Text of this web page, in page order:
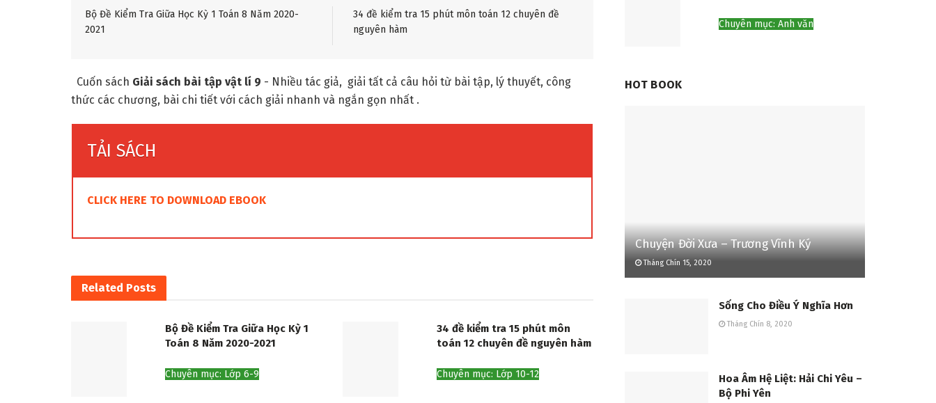
Bộ Đề Kiểm Tra Giữa Học Kỳ 1 Toán 8 Năm 2020-
2021
34 đề kiểm tra 15 phút môn toán 12 chuyên đề
nguyên hàm
Cuốn sách Giải sách bài tập vật lí 9 - Nhiều tác giả, giải tất cả câu hỏi từ bài tập, lý thuyết, công
thức các chương, bài chi tiết với cách giải nhanh và ngắn gọn nhất .
TẢI SÁCH
CLICK HERE TO DOWNLOAD EBOOK
Related Posts
Bộ Đề Kiểm Tra Giữa Học Kỳ 1
Toán 8 Năm 2020-2021
Chuyên mục: Lớp 6-9
34 đề kiểm tra 15 phút môn
toán 12 chuyên đề nguyên hàm
Chuyên mục: Lớp 10-12
Chuyên mục: Anh văn
HOT BOOK
Chuyện Đời Xưa – Trương Vĩnh Ký
Tháng Chín 15, 2020
Sống Cho Điều Ý Nghĩa Hơn
Tháng Chín 8, 2020
Hoa Âm Hệ Liệt: Hải Chi Yêu –
Bộ Phi Yên